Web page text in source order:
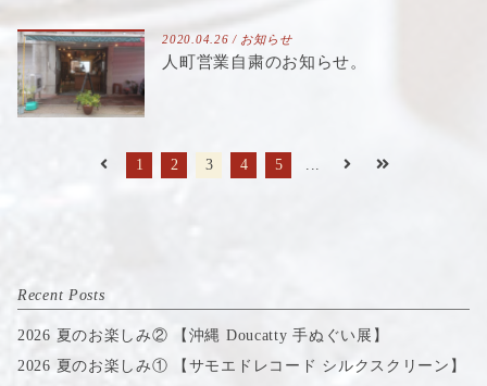
2020.04.26 / お知らせ
人町営業自粛のお知らせ。
1 2 3 4 5
Recent Posts
2026 夏のお楽しみ② 【沖縄 Doucatty 手ぬぐい展】
2026 夏のお楽しみ① 【サモエドレコード シルクスクリーン】